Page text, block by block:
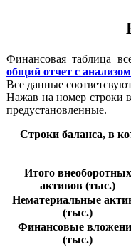
Финансовая таблица
общий отчет с
Все данные
Нажав на номер строки
предустановленные.
Строки баланса, в
Итого внеоборотных
активов (тыс.)
Нематериальные
(тыс.)
Финансовые
(тыс.)